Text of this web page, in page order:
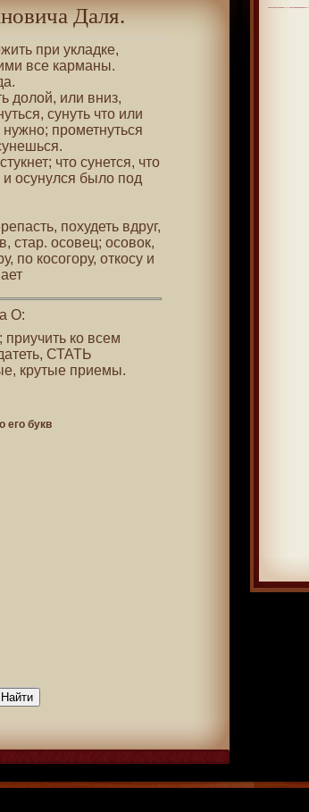
Даля.
при укладке,
все карманы.
долой, или вниз,
сунуть что или
нужно; прометнуться
что сунется, что
и осунулся было под
похудеть вдруг,
стар. осовец; осовок,
по косогору, откосу и
О:
приучить ко всем
СТАТЬ
крутые приемы.
его букв